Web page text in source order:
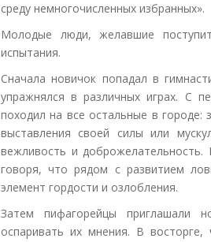
среду немногочисленных избранных».
Молодые люди, желавшие
испытания.
Сначала новичок попадал в
упражнялся в различных играх. С
походил на все остальные в городе:
выставления своей силы или
вежливость и
говоря, что рядом с развитием
элемент гордости и озлобления.
Затем пифагорейцы приглашали
оспаривать их мнения. В